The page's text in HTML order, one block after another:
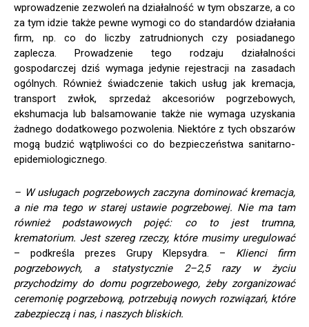
wprowadzenie zezwoleń na działalność w tym obszarze, a co
za tym idzie także pewne wymogi co do standardów działania
firm, np. co do liczby zatrudnionych czy posiadanego
zaplecza. Prowadzenie tego rodzaju działalności
gospodarczej dziś wymaga jedynie rejestracji na zasadach
ogólnych. Również świadczenie takich usług jak kremacja,
transport zwłok, sprzedaż akcesoriów pogrzebowych,
ekshumacja lub balsamowanie także nie wymaga uzyskania
żadnego dodatkowego pozwolenia. Niektóre z tych obszarów
mogą budzić wątpliwości co do bezpieczeństwa sanitarno-
epidemiologicznego.
– W usługach pogrzebowych zaczyna dominować kremacja,
a nie ma tego w starej ustawie pogrzebowej. Nie ma tam
również podstawowych pojęć: co to jest trumna,
krematorium. Jest szereg rzeczy, które musimy uregulować
– podkreśla prezes Grupy Klepsydra. – Klienci firm
pogrzebowych, a statystycznie 2–2,5 razy w życiu
przychodzimy do domu pogrzebowego, żeby zorganizować
ceremonię pogrzebową, potrzebują nowych rozwiązań, które
zabezpieczą i nas, i naszych bliskich.